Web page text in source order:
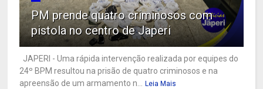
PM prende quatro criminosos com
pistola no centro de Japeri
JAPERI - Uma rápida intervenção realizada por equipes do
24º BPM resultou na prisão de quatro criminosos e na
apreensão de um armamento n...
Leia Mais